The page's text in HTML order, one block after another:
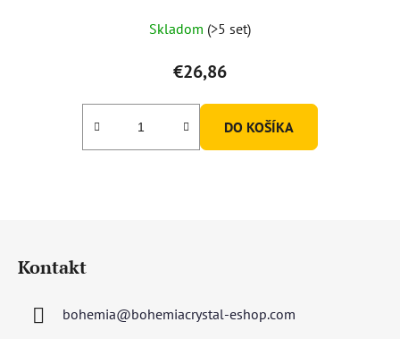
Skladom (>5 set)
€26,86
DO KOŠÍKA
Kontakt
bohemia@bohemiacrystal-eshop.com